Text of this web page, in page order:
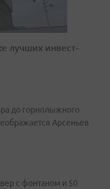
лучших инвест-
до горнолыжного
Арсеньев
с фонтаном и 50